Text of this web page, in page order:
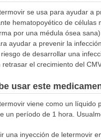
se usa para ayudar a
hematopoyético de
por una médula ósea
ayudar a prevenir la
de desarrollar una
el crecimiento del
usar este
viene como un
un período de 1 hora.
una inyección de letermovir